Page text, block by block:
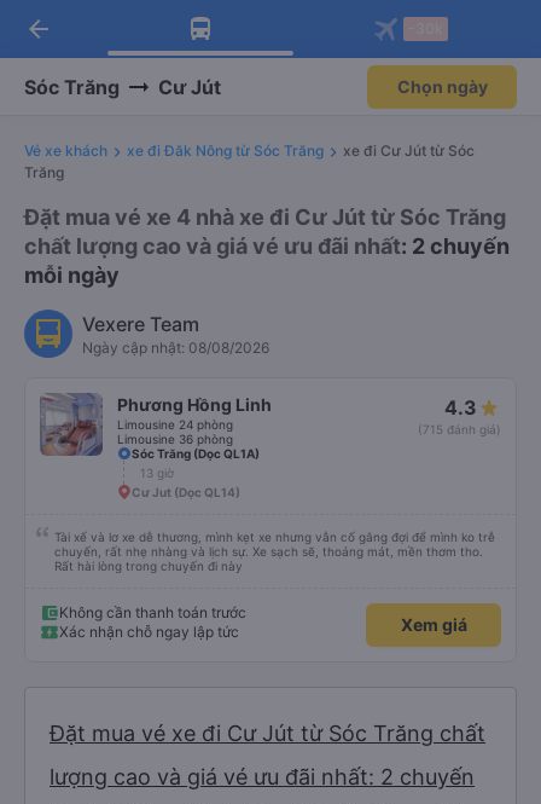
Tải app Vexere ngay!
Nhận ưu đãi thành viên độc
Mở app
Tải app Vexere
-30k/ghế khi đặt vé máy bay qua
Mở app
arrow_back
Sóc Trăng Cư Jút Chọn ngày
Vé xe khách xe đi Đăk Nông từ Sóc Trăng
xe đi Cư Jút từ Sóc
Trăng
Đặt mua vé xe 4 nhà xe đi Cư Jút từ Sóc Trăng
chất lượng cao và giá vé ưu đãi nhất: 2 chuyến
mỗi ngày
Vexere Team
Ngày cập nhật: 08/08/2026
Phương Hồng Linh
Limousine 24 phòng
Limousine 36 phòng
4.3
(715 đánh giá)
Sóc Trăng (Dọc QL1A)
13 giờ
Cư Jut (Dọc QL14)
Tài xế và lơ xe dễ thương, mình kẹt xe nhưng vẫn cố gắng đợi để mình ko trễ
chuyến, rất nhẹ nhàng và lịch sự. Xe sạch sẽ, thoáng mát, mền thơm tho.
Rất hài lòng trong chuyến đi này
Không cần thanh toán trước
Xác nhận chỗ ngay lập tức
Xem giá
Đặt mua vé xe đi Cư Jút từ Sóc Trăng chất
lượng cao và giá vé ưu đãi nhất: 2 chuyến